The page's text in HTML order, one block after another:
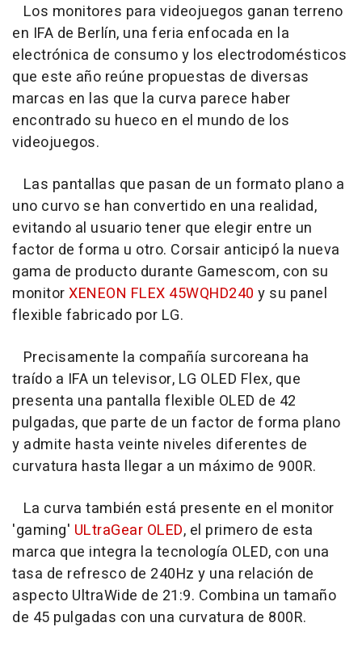
Los monitores para videojuegos ganan terreno
en IFA de Berlín, una feria enfocada en la
electrónica de consumo y los electrodomésticos
que este año reúne propuestas de diversas
marcas en las que la curva parece haber
encontrado su hueco en el mundo de los
videojuegos.
Las pantallas que pasan de un formato plano a
uno curvo se han convertido en una realidad,
evitando al usuario tener que elegir entre un
factor de forma u otro. Corsair anticipó la nueva
gama de producto durante Gamescom, con su
monitorXENEON FLEX 45WQHD240 y su panel
flexible fabricado por LG.
Precisamente la compañía surcoreana ha
traído a IFA un televisor, LG OLED Flex, que
presenta una pantalla flexible OLED de 42
pulgadas, que parte de un factor de forma plano
y admite hasta veinte niveles diferentes de
curvatura hasta llegar a un máximo de 900R.
La curva también está presente en el monitor
'gaming' ULtraGear OLED, el primero de esta
marca que integra la tecnología OLED, con una
tasa de refresco de 240Hz y una relación de
aspecto UltraWide de 21:9. Combina un tamaño
de 45 pulgadas con una curvatura de 800R.